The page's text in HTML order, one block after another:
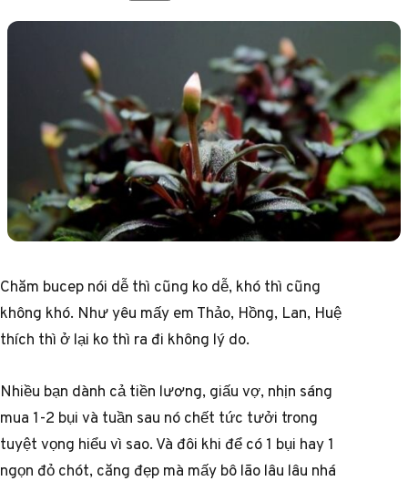
Chăm bucep nói dễ thì cũng ko dễ, khó thì cũng
không khó. Như yêu mấy em Thảo, Hồng, Lan, Huệ
thích thì ở lại ko thì ra đi không lý do.
Nhiều bạn dành cả tiền lương, giấu vợ, nhịn sáng
mua 1-2 bụi và tuần sau nó chết tức tưởi trong
tuyệt vọng hiểu vì sao. Và đôi khi để có 1 bụi hay 1
ngọn đỏ chót, căng đẹp mà mấy bô lão lâu lâu nhá